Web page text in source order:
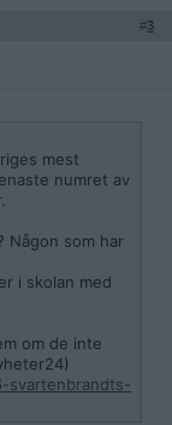
#3
mest
numret av
Någon som har
i skolan med
om de inte
svartenbrandts-